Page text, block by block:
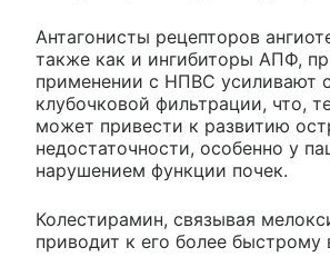
Антагонисты рецепторов
также как и ингибиторы АПФ,
применении с НПВС усиливают
клубочковой фильтрации, что,
может привести к развитию
недостаточности, особенно у
нарушением функции почек.
Колестирамин, связывая
приводит к его более быстрому